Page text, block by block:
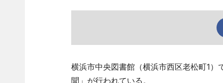
横浜市中央図書館（横浜市西区老松町1
聞」が行われている。